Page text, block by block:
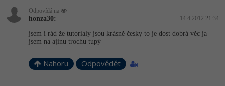
Pro děti
Více
Linux
Sítě
Kybernetická bezpečnost
Odpovídá na
honza30: 14.4.2012 21:34
jsem i rád že tutorialy jsou krásně česky to je dost dobrá věc ja
jsem na ajinu trochu tupý
Nahoru Odpovědět